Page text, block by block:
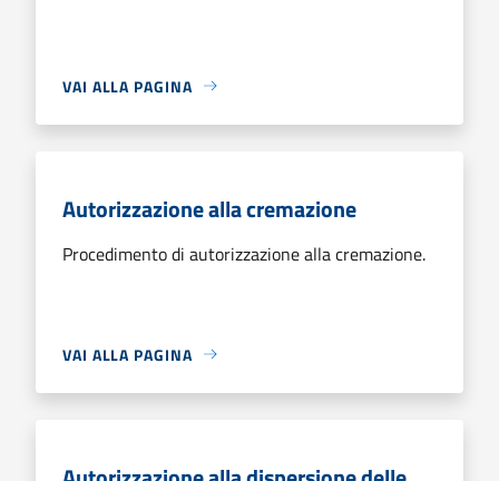
VAI ALLA PAGINA
Autorizzazione alla cremazione
Procedimento di autorizzazione alla cremazione.
VAI ALLA PAGINA